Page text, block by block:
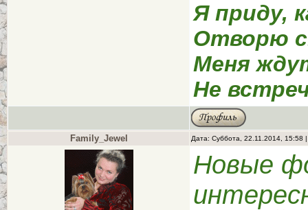
Я приду,
Отворю
Меня
Не
Family_Jewel Дата: Суббота, 22.11.2014,
Новые